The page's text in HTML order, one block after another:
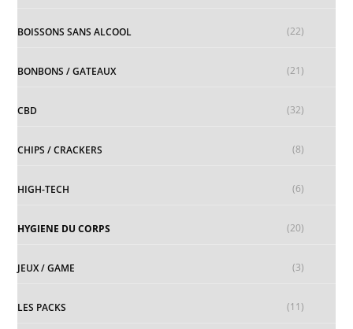
BOISSONS SANS ALCOOL (22)
BONBONS / GATEAUX (21)
CBD (32)
CHIPS / CRACKERS (8)
HIGH-TECH (6)
HYGIENE DU CORPS (20)
JEUX / GAME (3)
LES PACKS (11)